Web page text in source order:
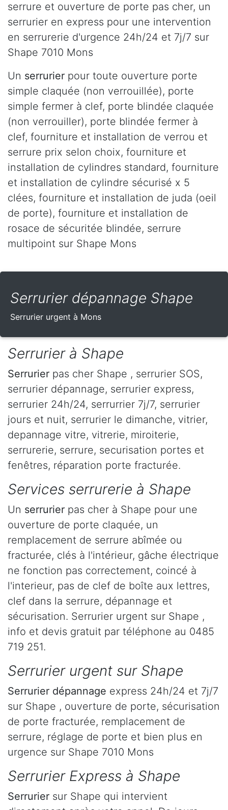
serrure et ouverture de porte pas cher, un
serrurier en express pour une intervention
en serrurerie d'urgence 24h/24 et 7j/7 sur
Shape 7010 Mons
Un serrurier pour toute ouverture porte
simple claquée (non verrouillée), porte
simple fermer à clef, porte blindée claquée
(non verrouiller), porte blindée fermer à
clef, fourniture et installation de verrou et
serrure prix selon choix, fourniture et
installation de cylindres standard, fourniture
et installation de cylindre sécurisé x 5
clées, fourniture et installation de juda (oeil
de porte), fourniture et installation de
rosace de sécuritée blindée, serrure
multipoint sur Shape Mons
Serrurier dépannage Shape
Serrurier urgent à Mons
Serrurier à Shape
Serrurier pas cher Shape , serrurier SOS,
serrurier dépannage, serrurier express,
serrurier 24h/24, serrurrier 7j/7, serrurier
jours et nuit, serrurier le dimanche, vitrier,
depannage vitre, vitrerie, miroiterie,
serrurerie, serrure, securisation portes et
fenêtres, réparation porte fracturée.
Services serrurerie à Shape
Un serrurier pas cher à Shape pour une
ouverture de porte claquée, un
remplacement de serrure abîmée ou
fracturée, clés à l'intérieur, gâche électrique
ne fonction pas correctement, coincé à
l'interieur, pas de clef de boîte aux lettres,
clef dans la serrure, dépannage et
sécurisation. Serrurier urgent sur Shape ,
info et devis gratuit par téléphone au 0485
719 251.
Serrurier urgent sur Shape
Serrurier dépannage express 24h/24 et 7j/7
sur Shape , ouverture de porte, sécurisation
de porte fracturée, remplacement de
serrure, réglage de porte et bien plus en
urgence sur Shape 7010 Mons
Serrurier Express à Shape
Serrurier sur Shape qui intervient